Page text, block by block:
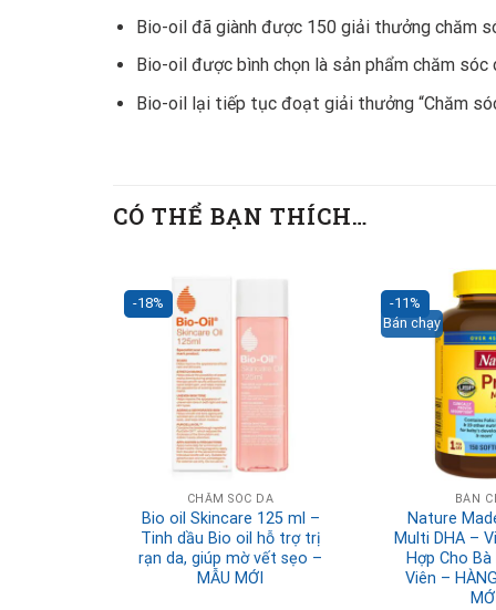
Bio-oil đã giành được 150 giải thưởng chăm
Bio-oil được bình chọn là sản phẩm chăm sóc
Bio-oil lại tiếp tục đoạt giải thưởng “Chăm
CÓ THỂ BẠN THÍCH…
-18%
CHĂM SÓC DA
Bio oil Skincare 125 ml –
Tinh dầu Bio oil hỗ trợ trị
rạn da, giúp mờ vết sẹo –
MẪU MỚI
-11%
Bán chạy
BÁN
Nature
Multi DHA –
Hợp Cho
Viên –